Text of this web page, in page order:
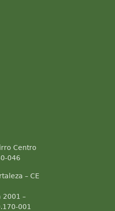
Centro
046
– CE
2001 –
001